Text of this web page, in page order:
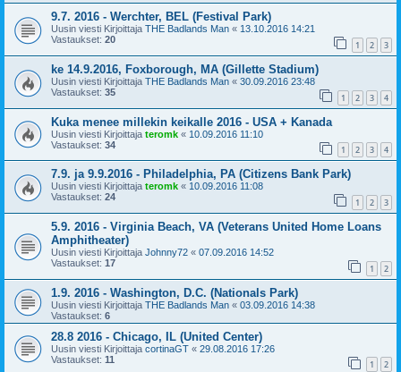
9.7. 2016 - Werchter, BEL (Festival Park)
Uusin viesti Kirjoittaja THE Badlands Man « 13.10.2016 14:21
Vastaukset: 20 1 2 3
ke 14.9.2016, Foxborough, MA (Gillette Stadium)
Uusin viesti Kirjoittaja THE Badlands Man « 30.09.2016 23:48
Vastaukset: 35 1 2 3 4
Kuka menee millekin keikalle 2016 - USA + Kanada
Uusin viesti Kirjoittaja teromk « 10.09.2016 11:10
Vastaukset: 34 1 2 3 4
7.9. ja 9.9.2016 - Philadelphia, PA (Citizens Bank Park)
Uusin viesti Kirjoittaja teromk « 10.09.2016 11:08
Vastaukset: 24 1 2 3
5.9. 2016 - Virginia Beach, VA (Veterans United Home Loans
Amphitheater)
Uusin viesti Kirjoittaja Johnny72 « 07.09.2016 14:52
Vastaukset: 17 1 2
1.9. 2016 - Washington, D.C. (Nationals Park)
Uusin viesti Kirjoittaja THE Badlands Man « 03.09.2016 14:38
Vastaukset: 6
28.8 2016 - Chicago, IL (United Center)
Uusin viesti Kirjoittaja cortinaGT « 29.08.2016 17:26
Vastaukset: 11 1 2